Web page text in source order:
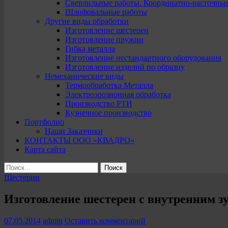
Сверлильные работы. Координатно-
Шлифовальные работы
Другие виды обработки
Изготовление шестерен
Изготовление пружин
Гибка металла
Изготовление нестандартного оборудования
Изготовление изделий по образцу
Немеханические виды
Термообработка Металла
Электроэрозионная обработка
Производство РТИ
Кузнечное производство
Портфолио
Наши Заказчики
КОНТАКТЫ ООО «КВАДРО»
Карта сайта
Найти:
Шестерни
Изготовление шестерен с внутренним
07.05.2014 admin Оставить комментарий